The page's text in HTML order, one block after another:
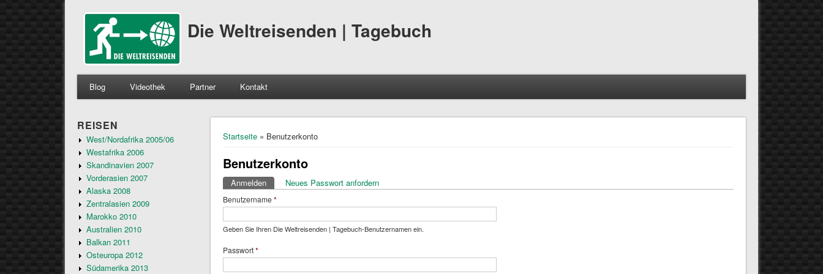
Die Weltreisenden | Tagebuch
Blog Videothek Partner Kontakt
Sie sind hier
Startseite » Benutzerkonto
Benutzerkonto
Haupt-Reiter
Anmelden (aktiver Reiter)
Neues Passwort anfordern
Benutzername*
Geben Sie Ihren Die Weltreisenden | Tagebuch-Benutzernamen ein.
Passwort*
REISEN
West/Nordafrika 2005/06
Westafrika 2006
Skandinavien 2007
Vorderasien 2007
Alaska 2008
Zentralasien 2009
Marokko 2010
Australien 2010
Balkan 2011
Osteuropa 2012
Südamerika 2013